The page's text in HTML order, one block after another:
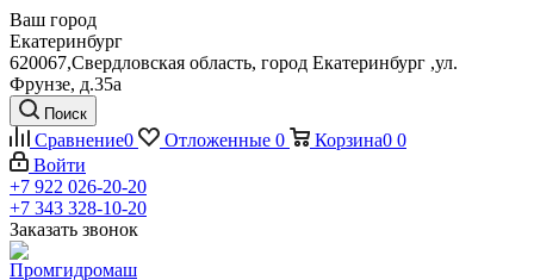
Ваш город
Екатеринбург
620067,Свердловская область, город Екатеринбург ,ул.
Фрунзе, д.35а
Поиск
Сравнение0 Отложенные 0 Корзина0 0
Войти
+7 922 026-20-20
+7 343 328-10-20
Заказать звонок